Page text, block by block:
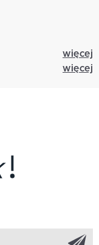
więcej
więcej